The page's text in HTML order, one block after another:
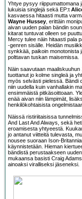
Yhtye pysyy riippumattomana
lukuisia singlejä sekä EP:t
kasvaessa hitaasti mutta
Wayne Hussey, erittäin
aivan uuden palan bändin
kitarat tuntuvat olleen se
Mercy tulee näin hitaasti pala
-genren sisälle. Heidän
synkkää, paikoin monotonista
polttavan tuskan maisemissa.
Näin saavutaan
tuottanut jo kolme singleä ja
myös selvästi pielessä. Bändi
niin uudella kuin vanhallakin
ensimmäistä pitkäsoittoaan.
enää aivan niin lämpimät,
henkilökohtaisista
Näissä ristiriitaisissa
And Last And Always, sekä
eroamisesta yhtyeestä.
jo antanut viitteitä tulevasta,
nousee suoraan Ison-
käynnistetään. Hieman
bändistä perustaakseen
mukaansa basisti Craig
ainoaksi viralliseksi jäseneksi.